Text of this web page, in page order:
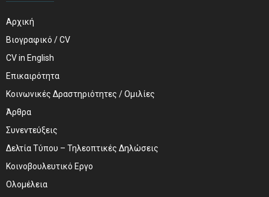
Αρχική
Βιογραφικό / CV
CV in English
Επικαιρότητα
Κοινωνικές Δραστηριότητες / Ομιλίες
Άρθρα
Συνεντεύξεις
Δελτία Τύπου – Τηλεοπτικές Δηλώσεις
Κοινοβουλευτικό Εργο
Ολομέλεια